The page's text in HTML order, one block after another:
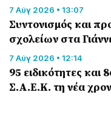
7 Αύγ 2026 • 13:07
Συντονισμός και
σχολείων στα
7 Αύγ 2026 • 12:14
95 ειδικότητες και
Σ.Α.Ε.Κ. τη νέα